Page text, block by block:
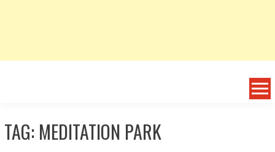
TAG: MEDITATION PARK